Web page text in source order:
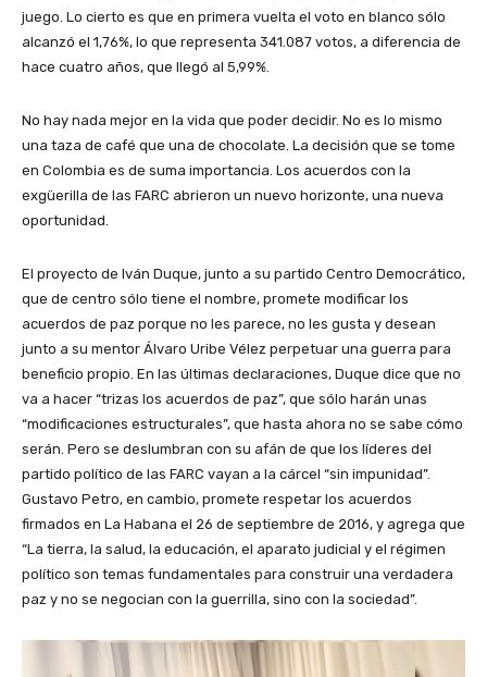
juego. Lo cierto es que en primera vuelta el voto en blanco sólo
alcanzó el 1,76%, lo que representa 341.087 votos, a diferencia de
hace cuatro años, que llegó al 5,99%.
No hay nada mejor en la vida que poder decidir. No es lo mismo
una taza de café que una de chocolate. La decisión que se tome
en Colombia es de suma importancia. Los acuerdos con la
exgüerilla de las FARC abrieron un nuevo horizonte, una nueva
oportunidad.
El proyecto de Iván Duque, junto a su partido Centro Democrático,
que de centro sólo tiene el nombre, promete modificar los
acuerdos de paz porque no les parece, no les gusta y desean
junto a su mentor Álvaro Uribe Vélez perpetuar una guerra para
beneficio propio. En las últimas declaraciones, Duque dice que no
va a hacer “trizas los acuerdos de paz”, que sólo harán unas
“modificaciones estructurales”, que hasta ahora no se sabe cómo
serán. Pero se deslumbran con su afán de que los líderes del
partido político de las FARC vayan a la cárcel “sin impunidad”.
Gustavo Petro, en cambio, promete respetar los acuerdos
firmados en La Habana el 26 de septiembre de 2016, y agrega que
“La tierra, la salud, la educación, el aparato judicial y el régimen
político son temas fundamentales para construir una verdadera
paz y no se negocian con la guerrilla, sino con la sociedad”.